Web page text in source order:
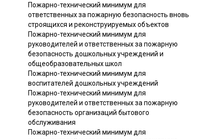
Пожарно-технический минимум для
ответственных за пожарную безопасность вновь
строящихся и реконструируемых объектов
Пожарно-технический минимум для
руководителей и ответственных за пожарную
безопасность дошкольных учреждений и
общеобразовательных школ
Пожарно-технический минимум для
воспитателей дошкольных учреждений
Пожарно-технический минимум для
руководителей и ответственных за пожарную
безопасность организаций бытового
обслуживания
Пожарно-технический минимум для